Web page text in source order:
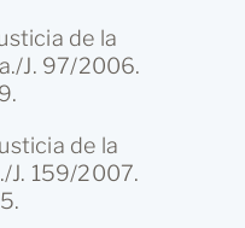
de la
J. 97/2006.
de la
J. 159/2007.